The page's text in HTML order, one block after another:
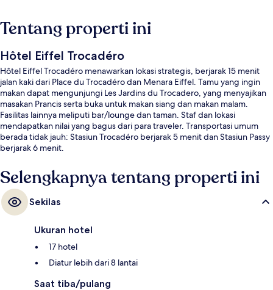
Tentang properti ini
Hôtel Eiffel Trocadéro
Hôtel Eiffel Trocadéro menawarkan lokasi strategis, berjarak 15 menit
jalan kaki dari Place du Trocadéro dan Menara Eiffel. Tamu yang ingin
makan dapat mengunjungi Les Jardins du Trocadero, yang menyajikan
masakan Prancis serta buka untuk makan siang dan makan malam.
Fasilitas lainnya meliputi bar/lounge dan taman. Staf dan lokasi
mendapatkan nilai yang bagus dari para traveler. Transportasi umum
berada tidak jauh: Stasiun Trocadéro berjarak 5 menit dan Stasiun Passy
berjarak 6 menit.
Selengkapnya tentang properti ini
Sekilas
Ukuran hotel
17 hotel
Diatur lebih dari 8 lantai
Saat tiba/pulang